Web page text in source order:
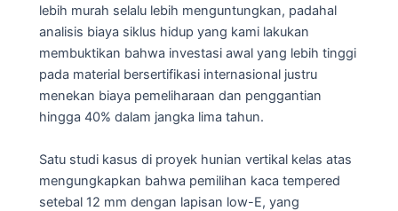
lebih murah selalu lebih menguntungkan, padahal
analisis biaya siklus hidup yang kami lakukan
membuktikan bahwa investasi awal yang lebih tinggi
pada material bersertifikasi internasional justru
menekan biaya pemeliharaan dan penggantian
hingga 40% dalam jangka lima tahun.
Satu studi kasus di proyek hunian vertikal kelas atas
mengungkapkan bahwa pemilihan kaca tempered
setebal 12 mm dengan lapisan low-E, yang